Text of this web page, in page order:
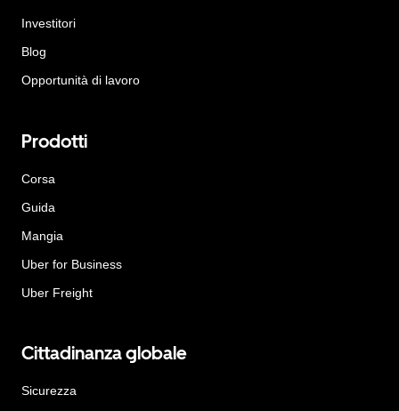
Investitori
Blog
Opportunità di lavoro
Prodotti
Corsa
Guida
Mangia
Uber for Business
Uber Freight
Cittadinanza globale
Sicurezza